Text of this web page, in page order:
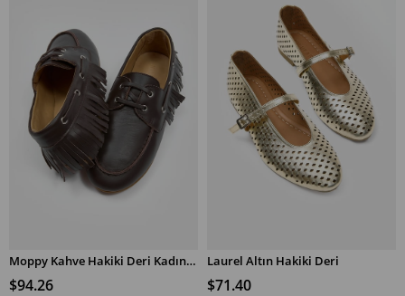
SEPETE EKLE Moppy Kahve Hakiki Deri Kadın Loafer Ayakkabı
$94.26
SEPETE EKLE
Laurel Altın Hakiki Deri
$71.40